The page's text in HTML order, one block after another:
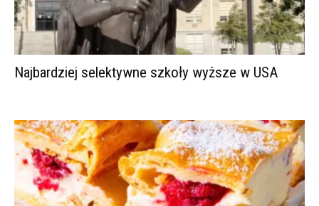
Najbardziej selektywne szkoły wyższe w USA